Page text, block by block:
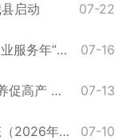
启动 07-22
聚焦真问题 督出真实效——省“企业服务年”行动第六工作组来我县开展督导工作 07-16
三市镇：实地观摩探良方 绿色种养促高产 ——开展特色种养产业观摩考察活动 07-13
平江县“企业服务年”行动工作动态（2026年第3期） 07-10